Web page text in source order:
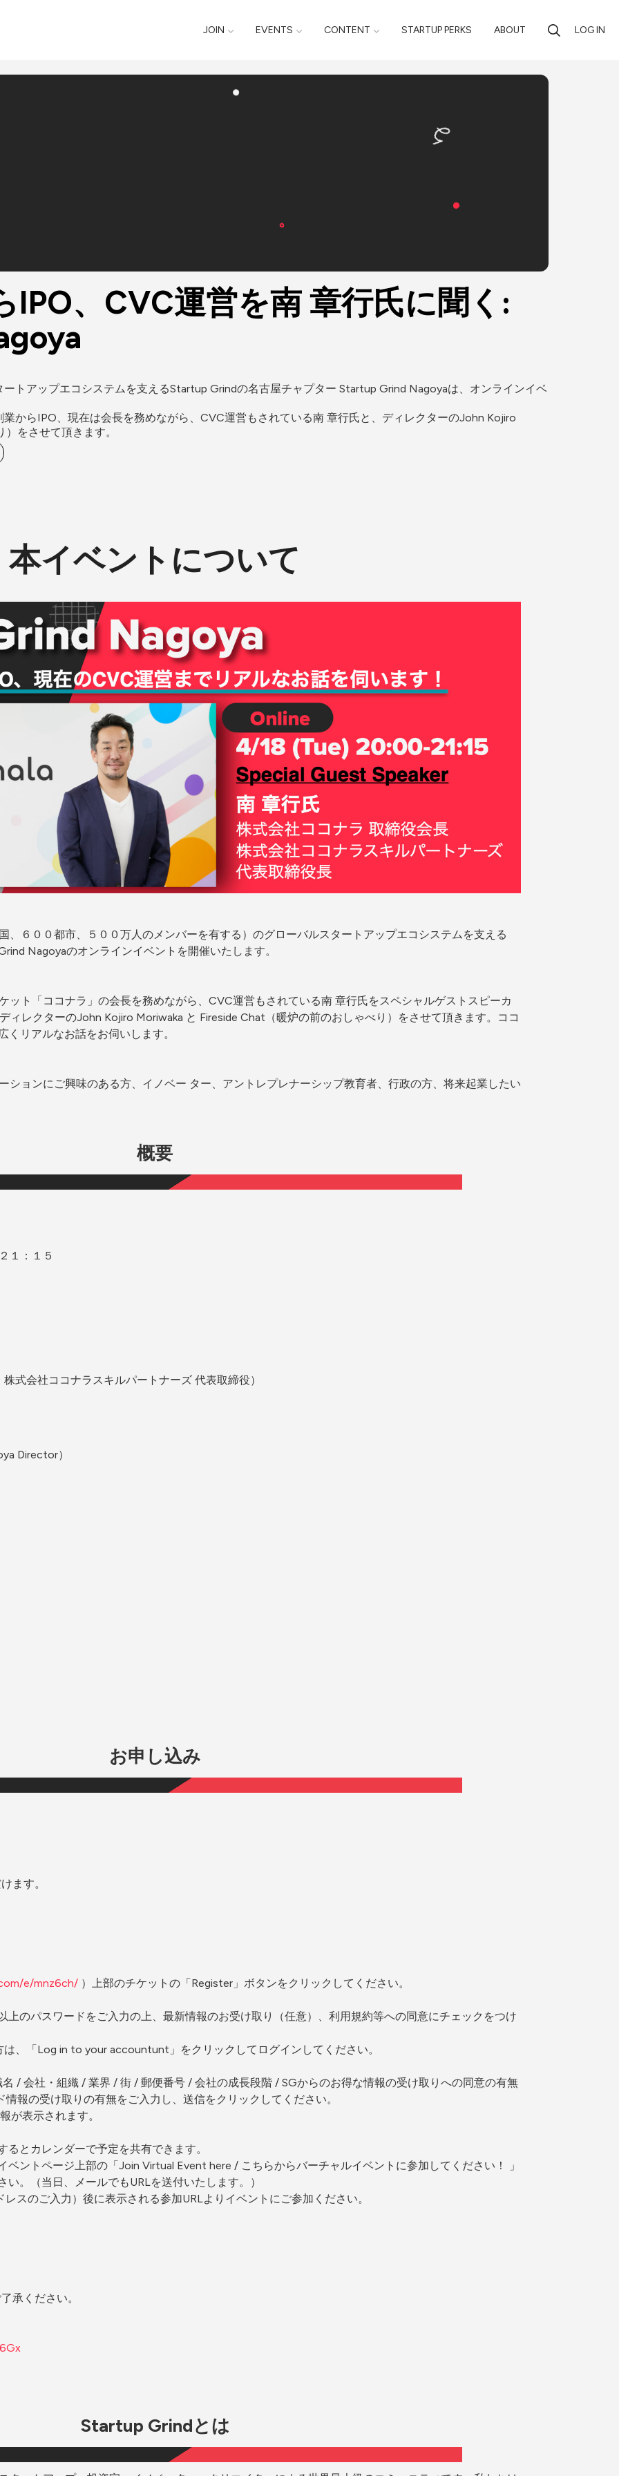
JOIN EVENTS CONTENT STARTUP PERKS ABOUT LOG IN
IPO、CVC運営を南 章行氏に聞く:
トアップエコシステムを支えるStartup Grindの名古屋チャプター Startup Grind Nagoyaは、オンラインイベ
からIPO、現在は会長を務めながら、CVC運営もされている南 章行氏と、ディレクターのJohn Kojiro
をさせて頂きます。
本イベントについて
、６００都市、５００万人のメンバーを有する）のグローバルスタートアップエコシステムを支える
Nagoyaのオンラインイベントを開催いたします。
ット「ココナラ」の会長を務めながら、CVC運営もされている南 章行氏をスペシャルゲストスピーカ
ィレクターのJohn Kojiro Moriwaka と Fireside Chat（暖炉の前のおしゃべり）をさせて頂きます。ココ
リアルなお話をお伺いします。
ションにご興味のある方、イノベー ター、アントレプレナーシップ教育者、行政の方、将来起業したい
概要
１：１５
式会社ココナラスキルパートナーズ 代表取締役）
Director）
お申し込み
ます。
e/mnz6ch/ ）上部のチケットの「Register」ボタンをクリックしてください。
上のパスワードをご入力の上、最新情報のお受け取り（任意）、利用規約等への同意にチェックをつけ
、「Log in to your accountunt」をクリックしてログインしてください。
/ 会社・組織 / 業界 / 街 / 郵便番号 / 会社の成長段階 / SGからのお得な情報の受け取りへの同意の有無
報の受け取りの有無をご入力し、送信をクリックしてください。
が表示されます。
とカレンダーで予定を共有できます。
ベントページ上部の「Join Virtual Event here / こちらからバーチャルイベントに参加してください！ 」
。（当日、メールでもURLを送付いたします。）
スのご入力）後に表示される参加URLよりイベントにご参加ください。
承ください。
Startup Grindとは